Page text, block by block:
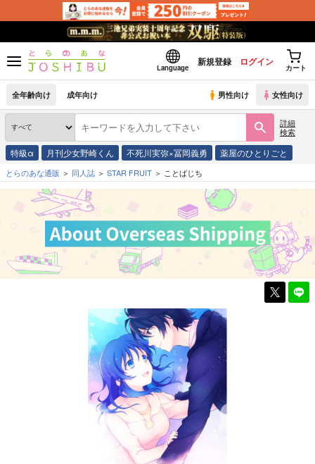
Language
新規登録 ログイン
カート
全年齢向け 成年向け 男性向け 女性向け
詳細
検索
特級α 月刊少女野崎くん 不死川実弥×冨岡義勇 薬屋のひとりごと
とらのあな通販 同人誌 STAR FRUIT ことばじち